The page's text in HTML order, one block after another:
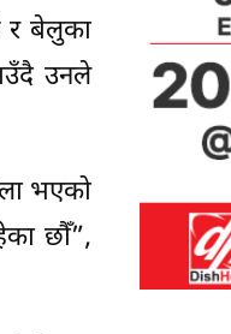
र बेलुका
उनले
भएको
छौँ”,